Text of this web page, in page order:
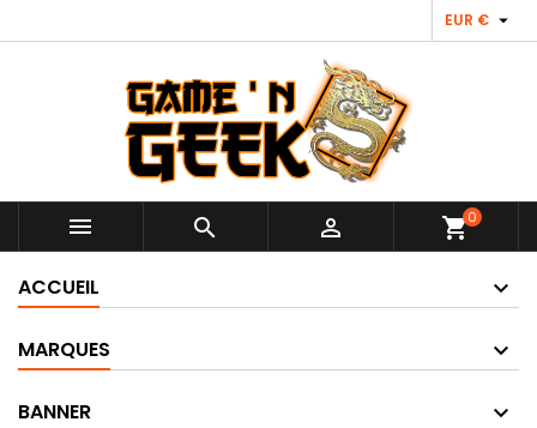
EUR € 
   shopping_cart0
ACCUEIL
MARQUES
BANNER